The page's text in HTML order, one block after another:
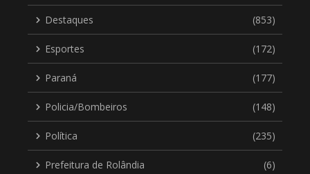
Destaques (853)
Esportes (172)
Paraná (177)
Policia/Bombeiros (148)
Política (235)
Prefeitura de Rolândia (6)